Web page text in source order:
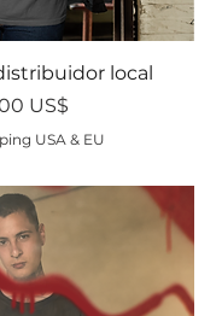
rápida
local
US$
USA & EU